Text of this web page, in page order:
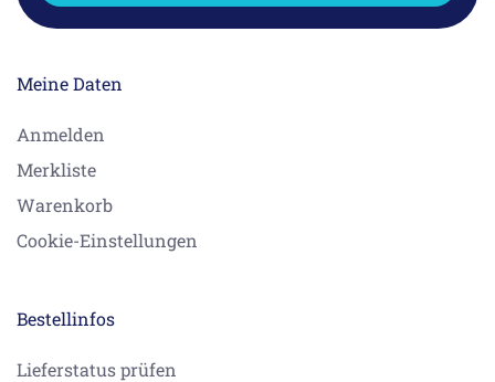
Meine Daten
Anmelden
Merkliste
Warenkorb
Cookie-Einstellungen
Bestellinfos
Lieferstatus prüfen